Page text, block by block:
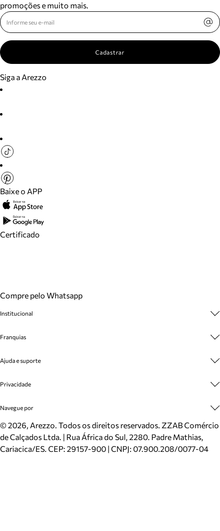
promoções e muito mais.
Cadastrar
Siga a Arezzo
Baixe o APP
Certificado
Compre pelo Whatsapp
Institucional
Cashback
Venda Corporativa
Mapa do Site
Inverno
Mundo Arezzo
Franquias
Plano de Negócio
Ajuda e suporte
Cadastro
Meus Pedidos
Trocas e Devoluções
Cartão Presente
Localizador de lojas
Privacidade
Politica e Privacidade
Navegue por
Sapatos
Bolsas
Scarpins
©2026, Arezzo. Todos os direitos reservados. ZZAB Comércio
de Calçados Ltda. | Rua África do Sul, 2280. Padre Mathias,
Cariacica/ES. CEP: 29157-900 | CNPJ: 07.900.208/0077-04